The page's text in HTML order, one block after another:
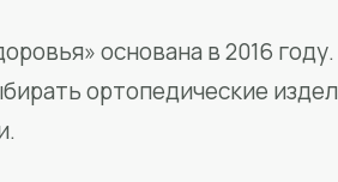
основана в 2016
ортопедические